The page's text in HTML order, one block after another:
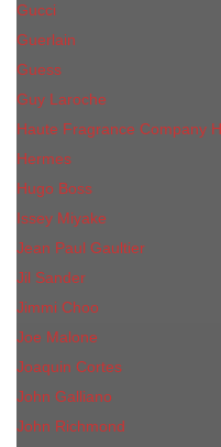
Gucci
Guerlain
Guess
Guy Laroche
Haute Fragrance Company
Hermes
Hugo Boss
Issey Miyake
Jean Paul Gaultier
Jil Sander
Jimmi Choo
Jое Malоnе
Joaquin Cortes
John Galliano
John Richmond